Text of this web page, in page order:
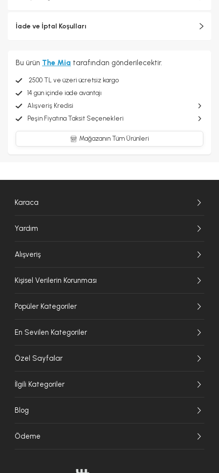
İade ve İptal Koşulları
Bu ürün The Mia tarafından gönderilecektir.
2500 TL ve üzeri ücretsiz kargo
14 gün içinde iade avantajı
Alışveriş Kredisi
Peşin Fiyatına Taksit Seçenekleri
Mağazanın Tüm Ürünleri
Karaca
Yardım
Alışveriş
Kişisel Verilerin Korunması
Popüler Kategoriler
En Sevilen Kategoriler
Özel Sayfalar
İlgili Kategoriler
Blog
Ödeme